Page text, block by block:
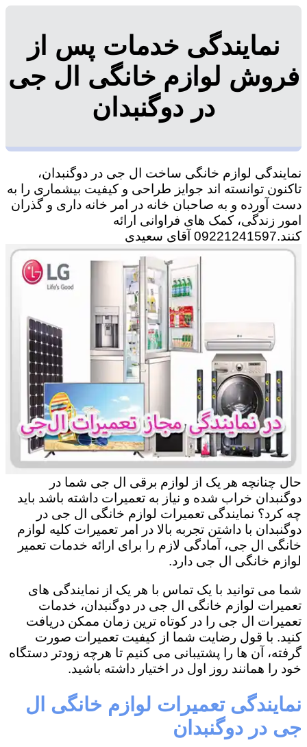
نمایندگی خدمات پس از
فروش لوازم خانگی ال جی
در دوگنبدان
نمایندگی لوازم خانگی ساخت ال جی در دوگنبدان،
تاکنون توانسته اند جوایز طراحی و کیفیت بیشماری را به
دست آورده و به صاحبان خانه در امر خانه داری و گذران
امور زندگی، کمک های فراوانی ارائه
کنند.09221241597 آقای سعیدی
حال چنانچه هر یک از لوازم برقی ال جی شما در
دوگنبدان خراب شده و نیاز به تعمیرات داشته باشد باید
چه کرد؟ نمایندگی تعمیرات لوازم خانگی ال جی در
دوگنبدان با داشتن تجربه بالا در امر تعمیرات کلیه لوازم
خانگی ال جی، آمادگی لازم را برای ارائه خدمات تعمیر
لوازم خانگی ال جی دارد.
شما می توانید با یک تماس با هر یک از نمایندگی های
تعمیرات لوازم خانگی ال جی در دوگنبدان، خدمات
تعمیرات ال جی را در کوتاه ترین زمان ممکن دریافت
کنید. با قول رضایت شما از کیفیت تعمیرات صورت
گرفته، آن ها را پشتیبانی می کنیم تا هرچه زودتر دستگاه
خود را همانند روز اول در اختیار داشته باشید.
نمایندگی تعمیرات لوازم خانگی ال
جی در دوگنبدان